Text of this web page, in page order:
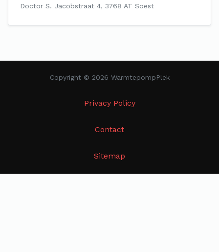
Doctor S. Jacobstraat 4, 3768 AT Soest
Copyright © 2026 WarmtepompPlek
Privacy Policy
Contact
Sitemap